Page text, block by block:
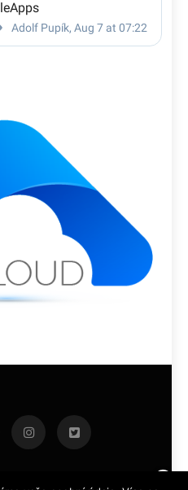
By BlazeThemes .